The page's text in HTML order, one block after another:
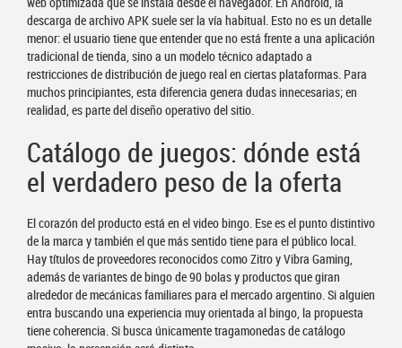
descarga de archivo APK suele ser la vía habitual. Esto no es un detalle
menor: el usuario tiene que entender que no está frente a una aplicación
tradicional de tienda, sino a un modelo técnico adaptado a
restricciones de distribución de juego real en ciertas plataformas. Para
muchos principiantes, esta diferencia genera dudas innecesarias; en
realidad, es parte del diseño operativo del sitio.
Catálogo de juegos: dónde está
el verdadero peso de la oferta
El corazón del producto está en el video bingo. Ese es el punto distintivo
de la marca y también el que más sentido tiene para el público local.
Hay títulos de proveedores reconocidos como Zitro y Vibra Gaming,
además de variantes de bingo de 90 bolas y productos que giran
alrededor de mecánicas familiares para el mercado argentino. Si alguien
entra buscando una experiencia muy orientada al bingo, la propuesta
tiene coherencia. Si busca únicamente tragamonedas de catálogo